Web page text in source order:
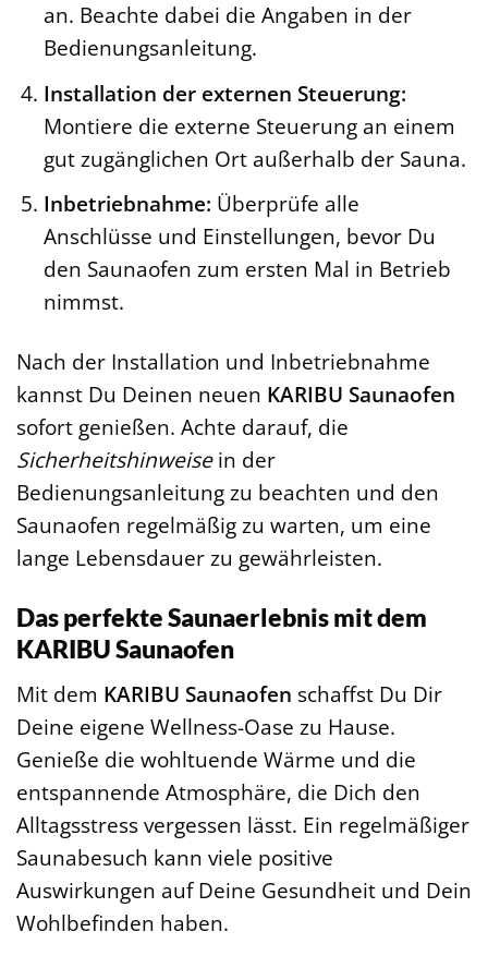
an. Beachte dabei die Angaben in der
Bedienungsanleitung.
Installation der externen Steuerung:
Montiere die externe Steuerung an einem
gut zugänglichen Ort außerhalb der Sauna.
Inbetriebnahme: Überprüfe alle
Anschlüsse und Einstellungen, bevor Du
den Saunaofen zum ersten Mal in Betrieb
nimmst.
Nach der Installation und Inbetriebnahme
kannst Du Deinen neuen KARIBU Saunaofen
sofort genießen. Achte darauf, die
Sicherheitshinweisein der
Bedienungsanleitung zu beachten und den
Saunaofen regelmäßig zu warten, um eine
lange Lebensdauer zu gewährleisten.
Das perfekte Saunaerlebnis mit dem
KARIBU Saunaofen
Mit dem KARIBU Saunaofen schaffst Du Dir
Deine eigene Wellness-Oase zu Hause.
Genieße die wohltuende Wärme und die
entspannende Atmosphäre, die Dich den
Alltagsstress vergessen lässt. Ein regelmäßiger
Saunabesuch kann viele positive
Auswirkungen auf Deine Gesundheit und Dein
Wohlbefinden haben.